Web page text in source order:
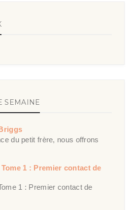
SEMAINE
du petit frère, nous offrons
1 : Premier contact de
1 : Premier contact de